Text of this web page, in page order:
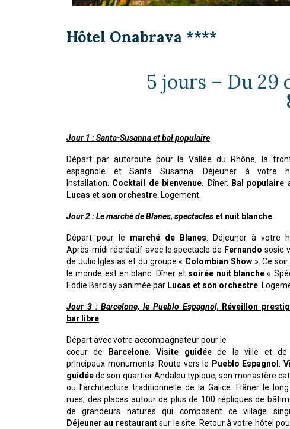
Hôtel Onabrava ****
5 jours – Du 29
Jour 1 : Santa-Susanna et bal populaire
Départ par autoroute pour la Vallée du Rhône, la
espagnole et Santa Susanna. Déjeuner à votre
Installation. Cocktail de bienvenue. Dîner.
Bal populaire
Lucas et son orchestre . Logement.
Jour 2 : Le marché de Blanes, spectacles et nuit blanche
Départ pour le marché de Blanes . Déjeuner à votre
Après-midi récréatif avec le spectacle de Fernando sosie
de Julio Iglesias et du groupe « Colombian Show». Ce
le monde est en blanc. Dîner et soirée nuit blanche «
Eddie Barclay »animée par Lucas et son orchestre .
Jour 3 : Barcelone, le Pueblo Espagnol, Réveillon
bar libre
Départ avec votre accompagnateur pour le
coeur de
Barcelone.Visite guidéede la ville et de
principaux monuments. Route vers le Pueblo Espagnol
guidéede son quartier Andalou typique, son monastère
ou l’architecture traditionnelle de la Galice. Flâner le
rues, des places autour de plus de 100 répliques de
de grandeurs natures qui composent ce village
Déjeuner au restaurantsur le site. Retour à votre hôtel